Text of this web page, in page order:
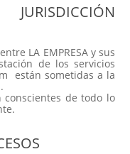
LA EMPRESA y sus
de los servicios
están sometidas a la
conscientes de todo lo